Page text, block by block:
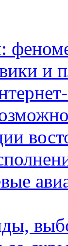
и